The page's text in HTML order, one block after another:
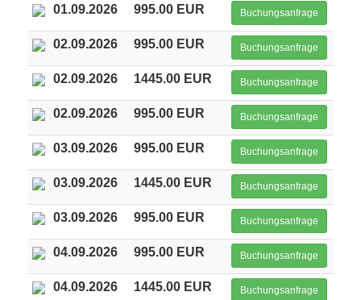
01.09.2026 995.00 EUR Buchungsanfrage
02.09.2026 995.00 EUR Buchungsanfrage
02.09.2026 1445.00 EUR Buchungsanfrage
02.09.2026 995.00 EUR Buchungsanfrage
03.09.2026 995.00 EUR Buchungsanfrage
03.09.2026 1445.00 EUR Buchungsanfrage
03.09.2026 995.00 EUR Buchungsanfrage
04.09.2026 995.00 EUR Buchungsanfrage
04.09.2026 1445.00 EUR Buchungsanfrage